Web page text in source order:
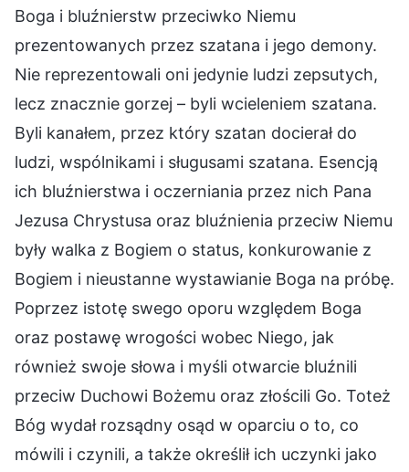
Boga i bluźnierstw przeciwko Niemu
prezentowanych przez szatana i jego demony.
Nie reprezentowali oni jedynie ludzi zepsutych,
lecz znacznie gorzej – byli wcieleniem szatana.
Byli kanałem, przez który szatan docierał do
ludzi, wspólnikami i sługusami szatana. Esencją
ich bluźnierstwa i oczerniania przez nich Pana
Jezusa Chrystusa oraz bluźnienia przeciw Niemu
były walka z Bogiem o status, konkurowanie z
Bogiem i nieustanne wystawianie Boga na próbę.
Poprzez istotę swego oporu względem Boga
oraz postawę wrogości wobec Niego, jak
również swoje słowa i myśli otwarcie bluźnili
przeciw Duchowi Bożemu oraz złościli Go. Toteż
Bóg wydał rozsądny osąd w oparciu o to, co
mówili i czynili, a także określił ich uczynki jako